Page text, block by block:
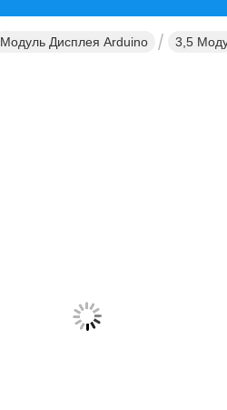
Модуль Дисплея Arduino 3,5